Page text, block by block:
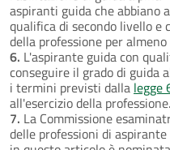
aspiranti guida che abbiano
qualifica di secondo livello e
della professione per
6. L'aspirante guida con
conseguire il grado di guida
i termini previsti dalla legge
all'esercizio della professione.
7. La Commissione
delle professioni di